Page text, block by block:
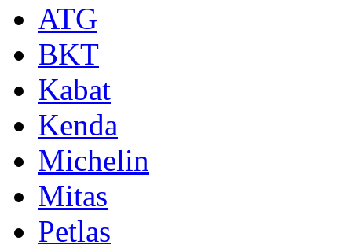
ATG
BKT
Kabat
Kenda
Michelin
Mitas
Petlas